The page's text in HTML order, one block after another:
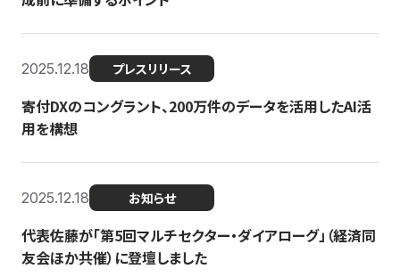
2025.12.18 プレスリリース
寄付DXのコングラント、200万件のデータを活用したAI活
用を構想
2025.12.18 お知らせ
代表佐藤が「第5回マルチセクター・ダイアローグ」（経済同
友会ほか共催）に登壇しました